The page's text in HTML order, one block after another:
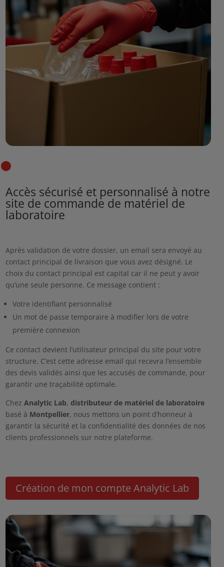
Accès sécurisé et personnalisé à notre
site de commande de matériel de
laboratoire
Après validation de votre dossier, un email sera envoyé au
contact principal de livraison que vous avez désigné. Le
choix du contact principal est capital car il ne peut y avoir
qu’une seule personne. Ce message contient :
Votre identifiant personnalisé
Un mot de passe temporaire à modifier lors de votre
première connexion
Ce contact devient l’utilisateur principal du site pour votre
structure. C’est cette adresse email qui recevra l’ensemble
des devis validés ainsi que les accusés de commande, pour
garantir une traçabilité optimale.
Chez Analytic Lab, distributeur de matériel de laboratoire
basé à Montpellier, nous mettons un point d’honneur à
garantir la sécurité et la confidentialité des données de nos
clients professionnels sur notre plateforme.
Création de mon compte Analytic Lab